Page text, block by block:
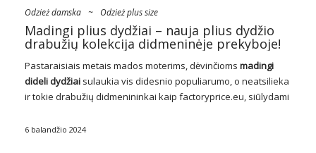
Odzież damska ~ Odzież plus size
Madingi plius dydžiai – nauja plius dydžio
drabužių kolekcija didmeninėje prekyboje!
Pastaraisiais metais mados moterims, dėvinčioms madingi
dideli dydžiai sulaukia vis didesnio populiarumo, o neatsilieka
ir tokie drabužių didmenininkai kaip factoryprice.eu, siūlydami
pageidavimams. Dėl to moterys gali išreikšti savo stilių ir
6 balandžio 2024